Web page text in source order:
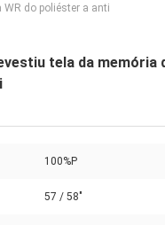
do poliéster a anti
tela da
100%P
57 / 58"